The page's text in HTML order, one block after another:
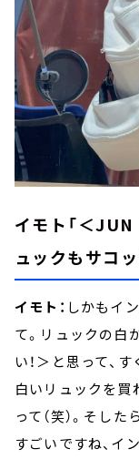
イモト「＜
ュックもサコッ
イモト： しかもイ
て。リュックの白
い！＞と思って、
白いリュックを買
って（笑）。そし
すごいですね、イ